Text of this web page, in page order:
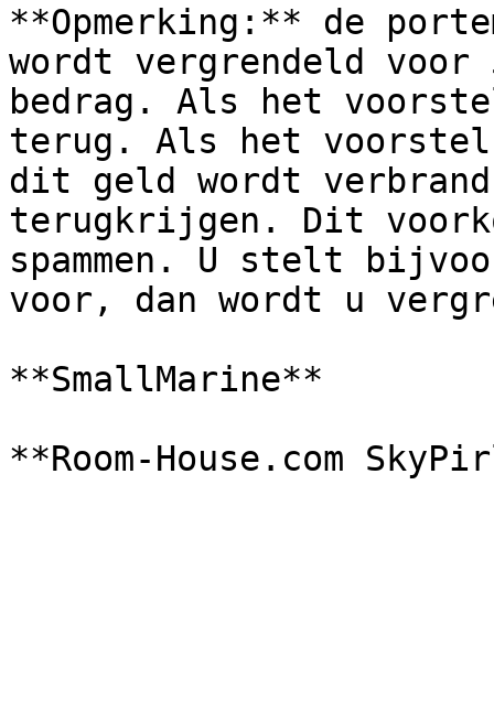
**Opmerking:** de
wordt vergrendeld voor
bedrag. Als het
terug. Als het
dit geld wordt
terugkrijgen. Dit
spammen. U stelt
voor, dan wordt u
**SmallMarine**